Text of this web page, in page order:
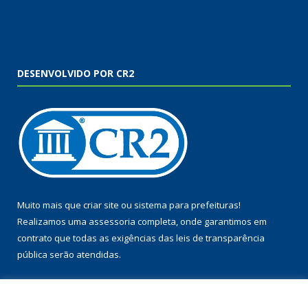
DESENVOLVIDO POR CR2
Muito mais que criar site ou sistema para prefeituras!
Realizamos uma assessoria completa, onde garantimos em
contrato que todas as exigências das leis de transparência
pública serão atendidas.